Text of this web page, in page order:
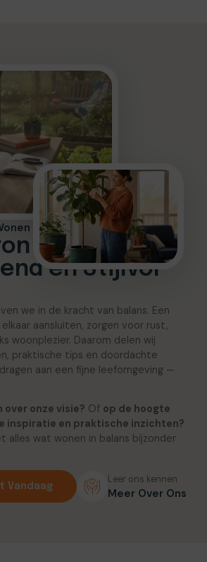
voor
en Stijlvol
we in de kracht van balans. Een
aansluiten, zorgen voor rust,
woonplezier. Daarom delen wij
praktische tips en doordachte
aan een fijne leefomgeving —
over onze visie? Of op de hoogte
inspiratie en praktische inzichten?
alles wat wonen in balans bijzonder
Vandaag
Leer ons kennen
Meer Over Ons